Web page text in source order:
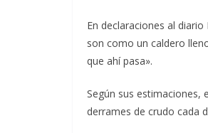
En declaraciones al
son como un caldero
que ahí pasa».
Según sus estimaciones,
derrames de crudo cada